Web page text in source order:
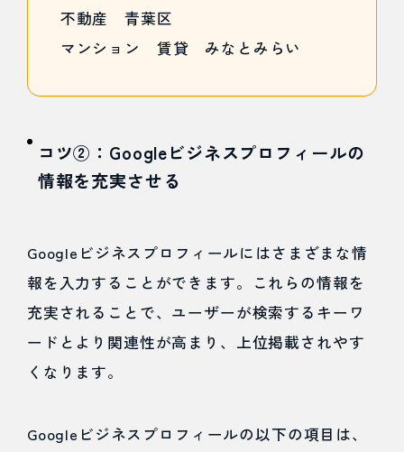
不動産 青葉区
マンション 賃貸 みなとみらい
コツ②：Googleビジネスプロフィールの
情報を充実させる
Googleビジネスプロフィールにはさまざまな情
報を入力することができます。これらの情報を
充実されることで、ユーザーが検索するキーワ
ードとより関連性が高まり、上位掲載されやす
くなります。
Googleビジネスプロフィールの以下の項目は、